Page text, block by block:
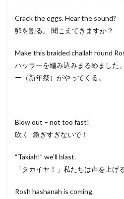
Crack the eggs. Hear the sound?
卵を割る。 聞こえてきますか？
Make this braided challah round
ハッラーを編み込みまるめました
ー（新年祭）がやってくる。
Blow out – not too fast!
吹く -急ぎすぎないで！
“Takiah!” we’ll blast.
「タカイヤ！」私たちは声を上げ
Rosh hashanah is coming.